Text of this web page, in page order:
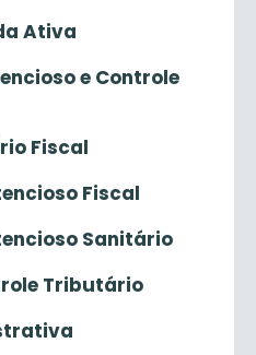
Ativa
e Controle
Fiscal
Fiscal
Sanitário
Tributário